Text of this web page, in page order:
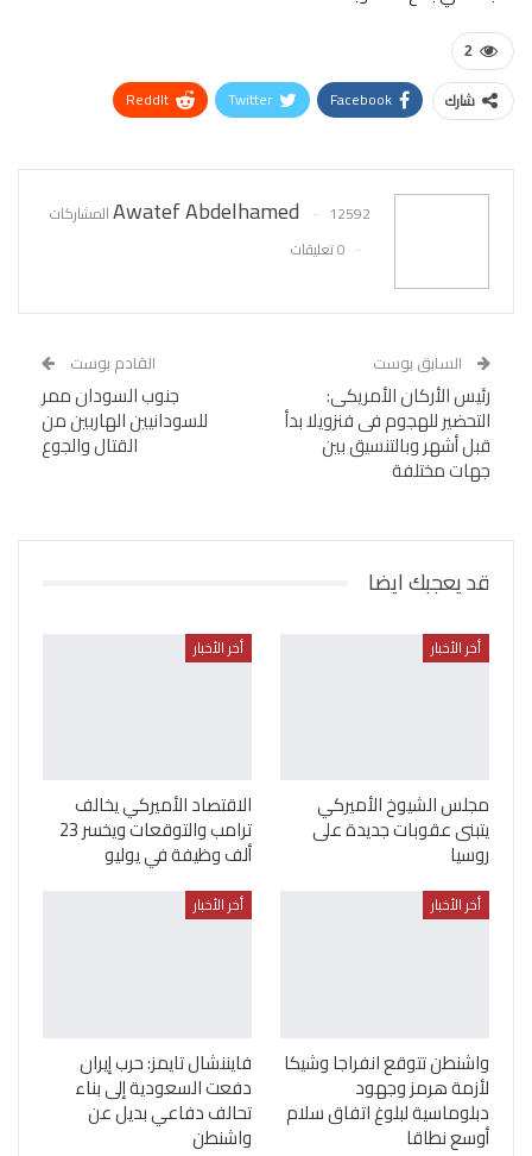
2
شارك Facebook
Twitter
ReddIt
Awatef Abdelhamed
12592 المشاركات
0 تعليقات
السابق بوست
رئيس الأركان الأمريكى:
التحضير للهجوم فى فنزويلا بدأ
قبل أشهر وبالتنسيق بين
جهات مختلفة
القادم بوست
جنوب السودان ممر
للسودانيين الهاربين من
القتال والجوع
قد يعجبك ايضا
أخر الأخبار
مجلس الشيوخ الأميركي
يتبنى عقوبات جديدة على
روسيا
أخر الأخبار
الاقتصاد الأميركي يخالف
ترامب والتوقعات ويخسر 23
ألف وظيفة في يوليو
أخر الأخبار
واشنطن تتوقع انفراجا وشيكا
لأزمة هرمز وجهود
دبلوماسية لبلوغ اتفاق سلام
أوسع نطاقا
أخر الأخبار
فايننشال تايمز: حرب إيران
دفعت السعودية إلى بناء
تحالف دفاعي بديل عن
واشنطن